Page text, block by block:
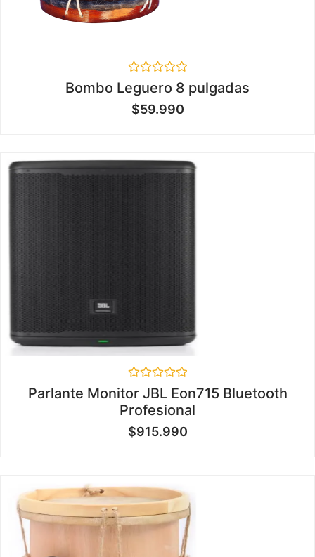
en
0
de
Bombo Leguero 8 pulgadas
$59.990
Valorado
en
0
de
5
Parlante Monitor JBL Eon715 Bluetooth
Profesional
$915.990